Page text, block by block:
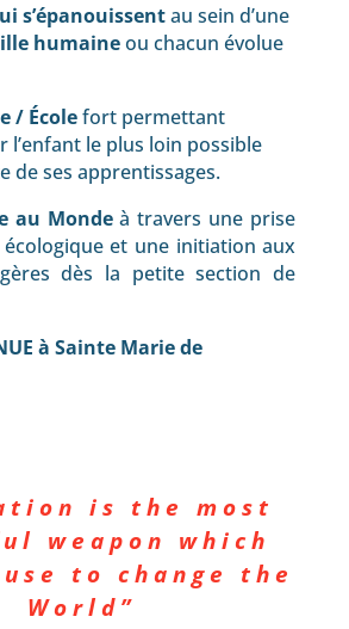
s’épanouissentau sein d’une
humaineou chacun évolue
/ Écolefort permettant
l’enfant le plus loin possible
de ses apprentissages.
au Mondeà travers une prise
écologique et une initiation aux
dès la petite section de
à Sainte Marie de
is the most
weapon which
to change the
World”